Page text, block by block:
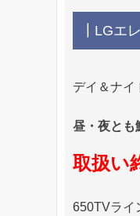
┃LGエ
デイ＆ナイ
昼・夜とも
取扱い
650TVライ